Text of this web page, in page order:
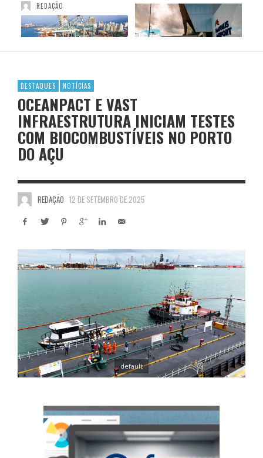
REDAÇÃO
DESTAQUES NOTÍCIAS
OCEANPACT E VAST
INFRAESTRUTURA INICIAM TESTES
COM BIOCOMBUSTÍVEIS NO PORTO
DO AÇU
REDAÇÃO 12 DE SETEMBRO DE 2025
default